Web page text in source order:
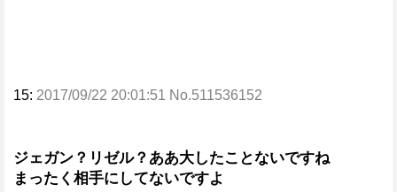
15: 2017/09/22 20:01:51 No.511536152
ジェガン？リゼル？ああ大したことないですね
まったく相手にしてないですよ